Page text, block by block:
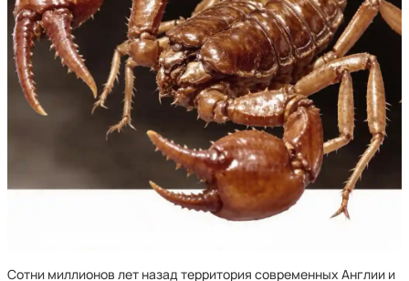
Сотни миллионов лет назад территория современных Англии и